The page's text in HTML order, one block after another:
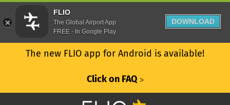
The new FLIO app for Android is available!
Click on FAQ ᐳ
FLIO
The Global Airport App
FREE - In Google Play
DOWNLOAD